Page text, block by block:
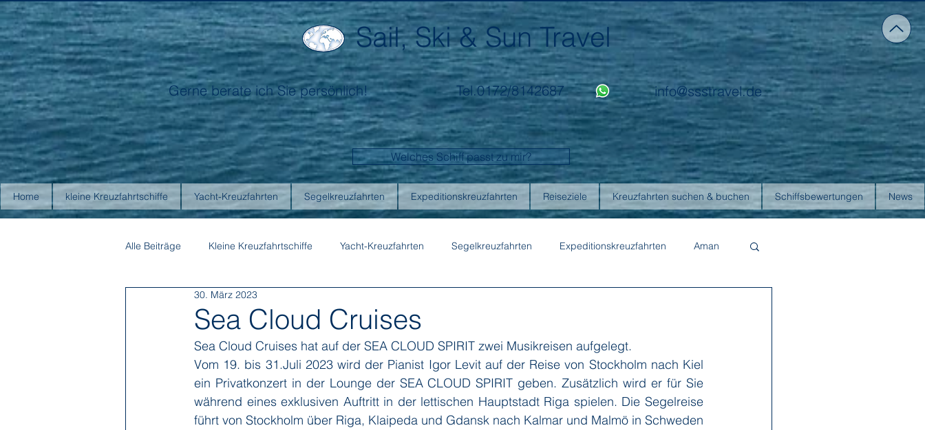
Sail, Ski & Sun Travel
Gerne berate ich Sie persönlich! Tel.0172/8142687 info@ssstravel.de
Welches Schiff passt zu mir?
Home kleine Kreuzfahrtschiffe Yacht-Kreuzfahrten Segelkreuzfahrten Expeditionskreuzfahrten Reiseziele Kreuzfahrten suchen & buchen Schiffsbewertungen News
Alle Beiträge Kleine Kreuzfahrtschiffe Yacht-Kreuzfahrten Segelkreuzfahrten Expeditionskreuzfahrten Aman
Antarctica21 Aurora Expeditions
Phoenix Reisen
Poseidon Expeditions Regent Seven Seas Cruises Running on Waves Sailing-Classics Scenic Seabourn
Sea Cloud Cruises
30. März 2023
Sea Cloud Cruises hat auf der SEA CLOUD SPIRIT zwei Musikreisen aufgelegt.
Vom 19. bis 31.Juli 2023 wird der Pianist Igor Levit auf der Reise von Stockholm nach Kiel
ein Privatkonzert in der Lounge der SEA CLOUD SPIRIT geben. Zusätzlich wird er für Sie
während eines exklusiven Auftritt in der lettischen Hauptstadt Riga spielen. Die Segelreise
führt von Stockholm über Riga, Klaipeda und Gdansk nach Kalmar und Malmö in Schweden